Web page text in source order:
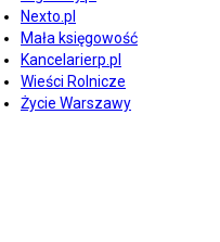
Nexto.pl
Mała księgowość
Kancelarierp.pl
Wieści Rolnicze
Życie Warszawy